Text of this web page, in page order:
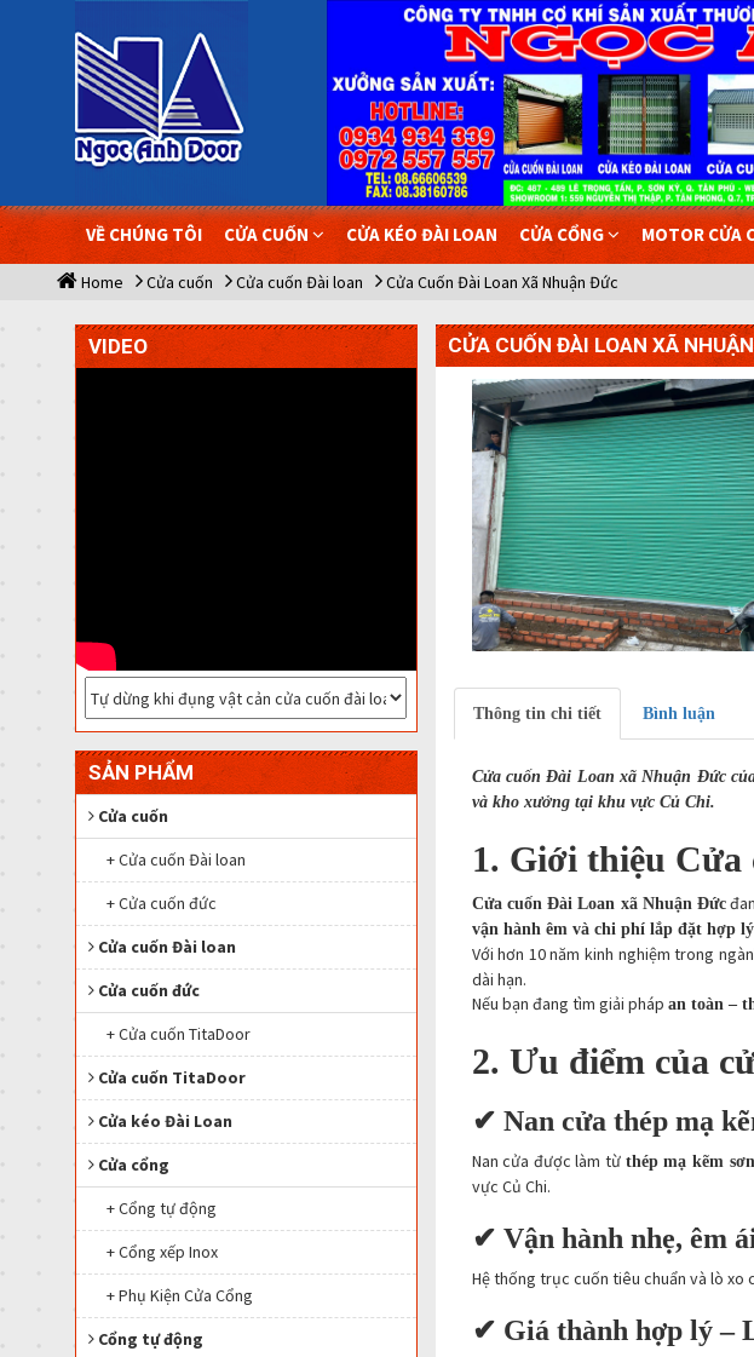
VỀ CHÚNG TÔI CỬA CUỐN CỬA KÉO ĐÀI LOAN CỬA CỔNG MOTOR CỬA
Home Cửa cuốn Cửa cuốn Đài loan Cửa Cuốn Đài Loan Xã Nhuận Đức
CỬA CUỐN ĐÀI LOAN XÃ
Thông tin chi tiết Bình luận
Cửa cuốn Đài Loan xã Nhuận Đức
và kho xưởng tại khu vực Củ Chi.
1. Giới thiệu
Cửa cuốn Đài Loan xã Nhuận Đức
vận hành êm và chi phí lắp đặt hợp lý
Với hơn 10 năm kinh nghiệm trong
dài hạn.
Nếu bạn đang tìm giải pháp an toàn –
2. Ưu điểm của
✔ Nan cửa thép mạ
Nan cửa được làm từ thép mạ kẽm
vực Củ Chi.
✔ Vận hành nhẹ, êm
Hệ thống trục cuốn tiêu chuẩn và lò xo
✔ Giá thành hợp lý –
VIDEO
SẢN PHẨM
Cửa cuốn
+ Cửa cuốn Đài loan
+ Cửa cuốn đức
Cửa cuốn Đài loan
Cửa cuốn đức
+ Cửa cuốn TitaDoor
Cửa cuốn TitaDoor
Cửa kéo Đài Loan
Cửa cổng
+ Cổng tự động
+ Cổng xếp Inox
+ Phụ Kiện Cửa Cổng
Cổng tự động